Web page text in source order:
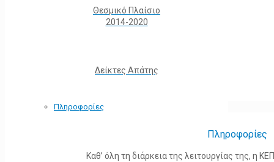
Θεσμικό Πλαίσιο
2014-2020
Δείκτες Απάτης
Πληροφορίες
Πληροφορίες
Καθ’ όλη τη διάρκεια της λειτουργίας της, η